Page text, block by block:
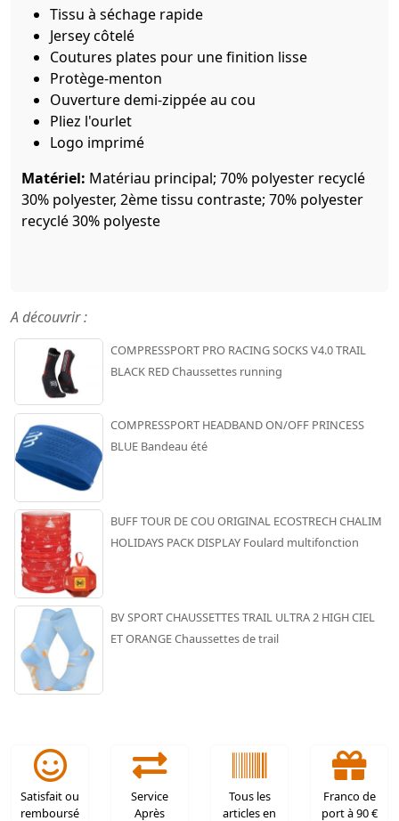
Tissu à séchage rapide
Jersey côtelé
Coutures plates pour une finition lisse
Protège-menton
Ouverture demi-zippée au cou
Pliez l'ourlet
Logo imprimé
Matériel: Matériau principal; 70% polyester recyclé
30% polyester, 2ème tissu contraste; 70% polyester
recyclé 30% polyeste
A découvrir :
COMPRESSPORT PRO RACING SOCKS V4.0 TRAIL
BLACK RED Chaussettes running
COMPRESSPORT HEADBAND ON/OFF PRINCESS
BLUE Bandeau été
BUFF TOUR DE COU ORIGINAL ECOSTRECH CHALIM
HOLIDAYS PACK DISPLAY Foulard multifonction
BV SPORT CHAUSSETTES TRAIL ULTRA 2 HIGH CIEL
ET ORANGE Chaussettes de trail
Satisfait ou
remboursé
Service
Après
Tous les
articles en
Franco de
port à 90 €